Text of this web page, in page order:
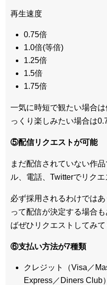
再生速度
0.75倍
1.0倍(等倍)
1.25倍
1.5倍
1.75倍
一気に時短で観たい場合
っくり楽しみたい場合は
⑤配信リクエストが可能
まだ配信されていない作
ル、電話、Twitterでリクエ
必ず採用されるわけでは
って配信が決定する場合
ばぜひリクエストしてみて
⑥支払い方法が7種類
クレジット（Visa／
Express／Diners Club）